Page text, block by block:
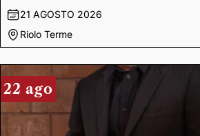
21 AGOSTO 2026
Riolo Terme
22 ago